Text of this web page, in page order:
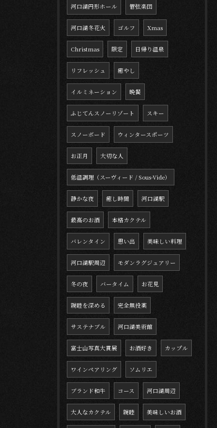
河口湖円形ホール 管弦楽団
河口湖冬花火 ゴルフ Xmas
Christmas 限定 日帰り温泉
リフレッシュ 癒やし
イルミネーション 晩餐
ふじてんスノーリゾート スキー
スノーボード ウィンタースポーツ
お正月 大切な人
低温調理（スーヴィード / Sous-Vide）
静かな夜 癒し時間 河口湖駅
最高のお酒 本格カクテル
バレンタイン 思い出 美味しい料理
河口湖駅周辺 モダンラグジュアリー
冬の夜 バータイム お花見
親睦を深める 完全無投薬
サステナブル 河口湖美術館
富士山写真大賞展 お酒好き カップル
ワインペアリング ソムリエ
ブランド和牛 コース 河口湖周辺
大人なカクテル 親睦 美味しいお酒